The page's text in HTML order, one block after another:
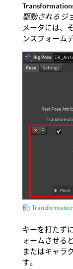
駆動される ジ
メータには、
ンスフォーム
例:
キーを打たず
ォームさせる
またはキャラ
す。